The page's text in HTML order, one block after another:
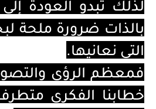
لذلك تبدو العودة
بالذات ضرورة ملحة
التي نعانيها.
فمعظم الرؤى
خطابنا الفكري